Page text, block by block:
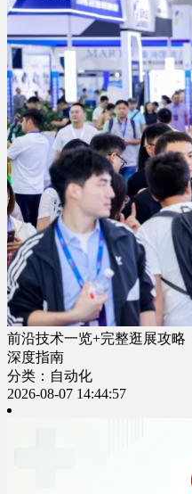
前沿技术一览+完整逛展攻略
深度指南
分类：自动化
2026-08-07 14:44:57